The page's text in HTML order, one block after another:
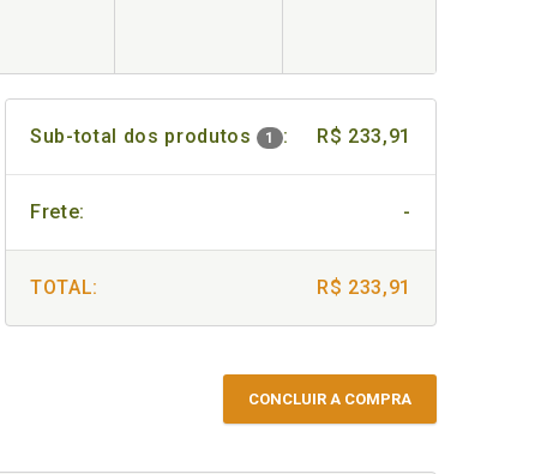
Sub-total dos produtos 1 : R$ 233,91
Frete: -
TOTAL: R$ 233,91
CONCLUIR A COMPRA